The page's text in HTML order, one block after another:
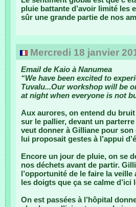
pluie battante d’avoir limité
sûr une grande partie de nos
Mercredi 18 janvier
Email de Kaio à Nanumea
“We have been excited to
Tuvalu...Our workshop will be
at night when everyone is not
Aux aurores, on entend du
sur le pallier, devant un
veut donner à Gilliane pour
lui proposait gestes à l’appui
Encore un jour de pluie, on se
nos déchets avant de partir.
l’opportunité de le faire la
les doigts que ça se calme d’ici
On est passées à l’hôpital